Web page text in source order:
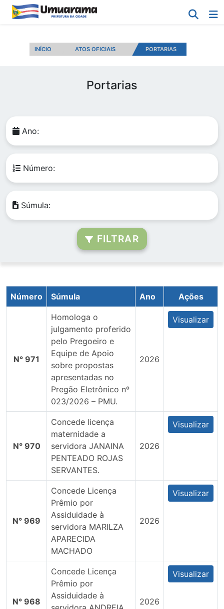
INÍCIO ATOS OFICIAIS PORTARIAS
Portarias
Ano:
Número:
Súmula:
FILTRAR
Número Súmula Ano Ações
N° 971
Homologa o
julgamento proferido
pelo Pregoeiro e
Equipe de Apoio
sobre propostas
apresentadas no
Pregão Eletrônico nº
023/2026 – PMU.
2026
Visualizar
N° 970
Concede licença
maternidade a
servidora JANAINA
PENTEADO ROJAS
SERVANTES.
2026
Visualizar
N° 969
Concede Licença
Prêmio por
Assiduidade à
servidora MARILZA
APARECIDA
MACHADO
2026
Visualizar
N° 968
Concede Licença
Prêmio por
Assiduidade à
2026
Visualizar